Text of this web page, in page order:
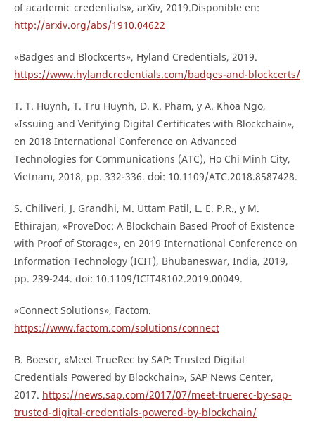
of academic credentials», arXiv, 2019.Disponible en:
http://arxiv.org/abs/1910.04622
«Badges and Blockcerts», Hyland Credentials, 2019.
https://www.hylandcredentials.com/badges-and-blockcerts/
T. T. Huynh, T. Tru Huynh, D. K. Pham, y A. Khoa Ngo,
«Issuing and Verifying Digital Certificates with Blockchain»,
en 2018 International Conference on Advanced
Technologies for Communications (ATC), Ho Chi Minh City,
Vietnam, 2018, pp. 332-336. doi: 10.1109/ATC.2018.8587428.
S. Chiliveri, J. Grandhi, M. Uttam Patil, L. E. P.R., y M.
Ethirajan, «ProveDoc: A Blockchain Based Proof of Existence
with Proof of Storage», en 2019 International Conference on
Information Technology (ICIT), Bhubaneswar, India, 2019,
pp. 239-244. doi: 10.1109/ICIT48102.2019.00049.
«Connect Solutions», Factom.
https://www.factom.com/solutions/connect
B. Boeser, «Meet TrueRec by SAP: Trusted Digital
Credentials Powered by Blockchain», SAP News Center,
2017. https://news.sap.com/2017/07/meet-truerec-by-sap-
trusted-digital-credentials-powered-by-blockchain/